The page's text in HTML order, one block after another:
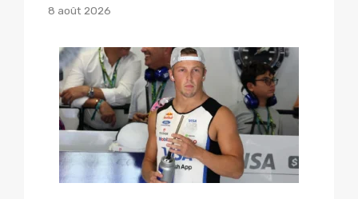
8 août 2026